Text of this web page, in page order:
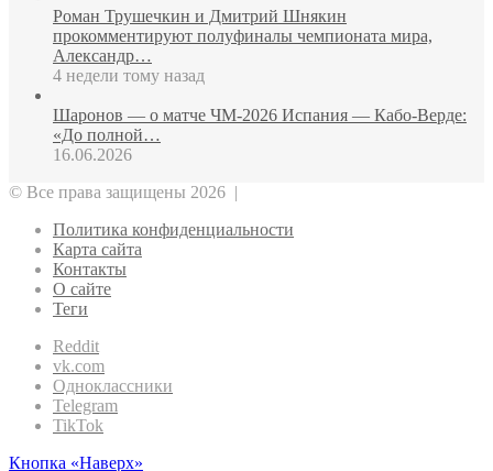
Роман Трушечкин и Дмитрий Шнякин
прокомментируют полуфиналы чемпионата мира,
Александр…
4 недели тому назад
Шаронов — о матче ЧМ‑2026 Испания — Кабо‑Верде:
«До полной…
16.06.2026
© Все права защищены 2026 |
Политика конфиденциальности
Карта сайта
Контакты
О сайте
Теги
Reddit
vk.com
Одноклассники
Telegram
TikTok
Кнопка «Наверх»